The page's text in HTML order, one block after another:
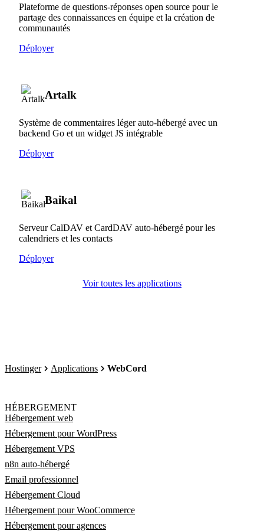
Plateforme de questions-réponses open source pour le
partage des connaissances en équipe et la création de
communautés
Déployer
Artalk
Système de commentaires léger auto-hébergé avec un
backend Go et un widget JS intégrable
Déployer
Baikal
Serveur CalDAV et CardDAV auto-hébergé pour les
calendriers et les contacts
Déployer
Voir toutes les applications
Hostinger Applications WebCord
HÉBERGEMENT
Hébergement web
Hébergement pour WordPress
Hébergement VPS
n8n auto-hébergé
Email professionnel
Hébergement Cloud
Hébergement pour WooCommerce
Hébergement pour agences